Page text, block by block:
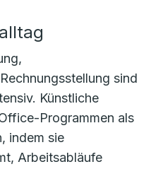
sind
Künstliche
Programmen als
indem sie
Arbeitsabläufe